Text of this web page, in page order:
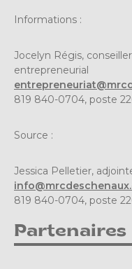
Informations :
Jocelyn Régis,
entrepreneurial
819 840-0704, poste
Source :
Jessica Pelletier,
819 840-0704, poste
Partenaires